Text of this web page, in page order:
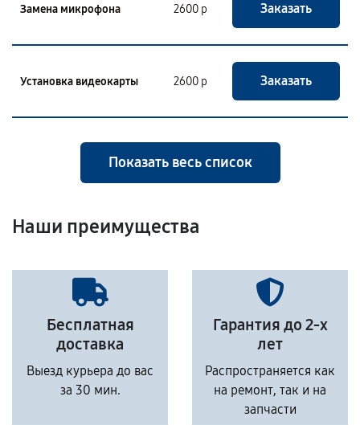
Замена микрофона 2600 р Заказать
Установка видеокарты 2600 р Заказать
Показать весь список
Наши преимущества
Бесплатная
доставка
Выезд курьера до вас
за 30 мин.
Гарантия до 2-х
лет
Распространяется как
на ремонт, так и на
запчасти